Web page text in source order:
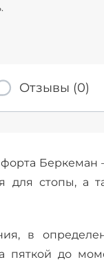
Отзывы (0)
Беркеман
для стопы, а
в
пяткой до